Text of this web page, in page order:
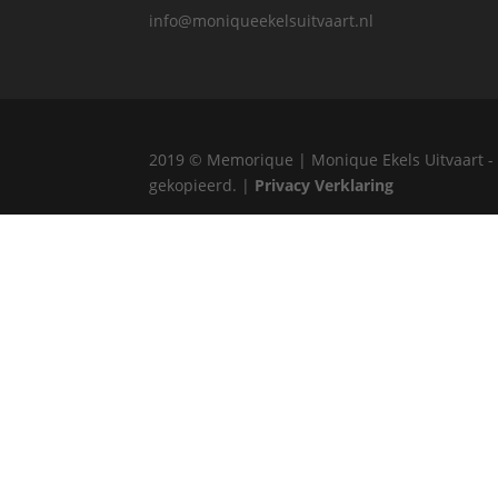
info@moniqueekelsuitvaart.nl
2019 © Memorique | Monique Ekels Uitvaart
gekopieerd. | Privacy Verklaring